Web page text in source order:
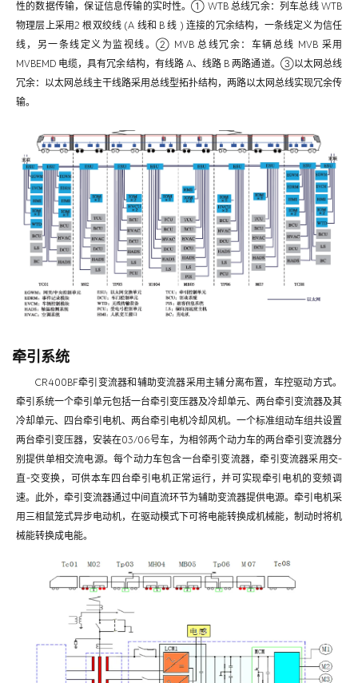
性的数据传输，保证信息传输的实时性。① WTB 总线冗余：列车总线 WTB
物理层上采用2 根双绞线 (A 线和 B 线 ) 连接的冗余结构，一条线定义为信任
线，另一条线定义为监视线。② MVB 总线冗余：车辆总线 MVB 采用
MVBEMD 电缆，具有冗余结构，有线路 A、线路 B 两路通道。③以太网总线
冗余：以太网总线主干线路采用总线型拓扑结构，两路以太网总线实现冗余传
输。
牵引系统
CR400BF牵引变流器和辅助变流器采用主辅分离布置，车控驱动方式。
牵引系统一个牵引单元包括一台牵引变压器及冷却单元、两台牵引变流器及其
冷却单元、四台牵引电机、两台牵引电机冷却风机。一个标准组动车组共设置
两台牵引变压器，安装在03/06号车，为相邻两个动力车的两台牵引变流器分
别提供单相交流电源。每个动力车包含一台牵引变流器，牵引变流器采用交-
直-交变换，可供本车四台牵引电机正常运行，并可实现牵引电机的变频调
速。此外，牵引变流器通过中间直流环节为辅助变流器提供电源。牵引电机采
用三相鼠笼式异步电动机，在驱动模式下可将电能转换成机械能，制动时将机
械能转换成电能。